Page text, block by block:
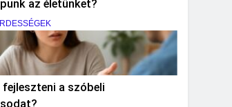
az életünket?
fejleszteni a szóbeli